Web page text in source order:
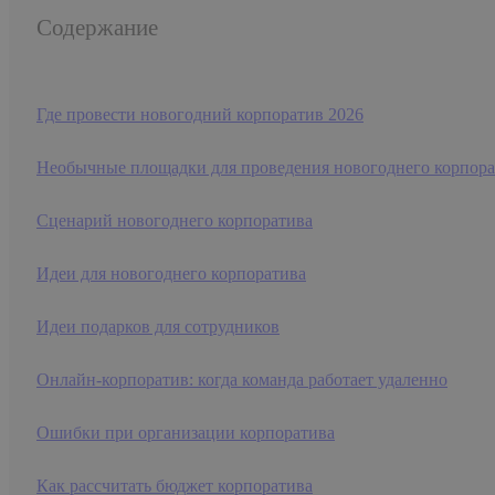
Содержание
Где провести новогодний корпоратив 2026
Необычные площадки для проведения новогоднего
Сценарий новогоднего корпоратива
Идеи для новогоднего корпоратива
Идеи подарков для сотрудников
Онлайн-корпоратив: когда команда работает удаленно
Ошибки при организации корпоратива
Как рассчитать бюджет корпоратива